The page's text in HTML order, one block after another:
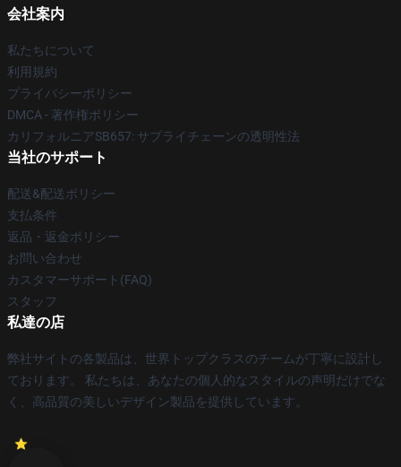
会社案内
私たちについて
利用規約
プライバシーポリシー
DMCA - 著作権ポリシー
カリフォルニアSB657: サプライチェーンの透明性法
当社のサポート
配送&配送ポリシー
支払条件
返品・返金ポリシー
お問い合わせ
カスタマーサポート(FAQ)
スタッフ
私達の店
弊社サイトの各製品は、世界トップクラスのチームが丁寧に設計し
ております。 私たちは、あなたの個人的なスタイルの声明だけでな
く、高品質の美しいデザイン製品を提供しています。